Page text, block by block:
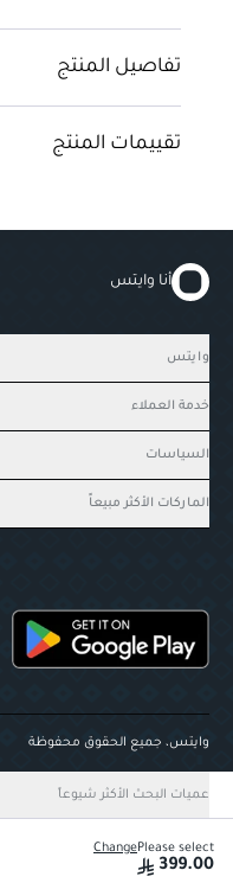
Please select
Change
399.00
تفاصيل المنتج
تقييمات المنتج
أنا وايتس
وايتس
خدمة العملاء
السياسات
الماركات الأكثر مبيعاً
وايتس، جميع الحقوق محفوظة
عميات البحث الأكثر شيوعاً